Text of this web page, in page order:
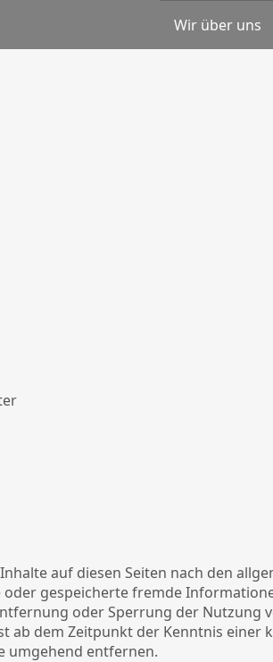
Wir über uns
auf diesen Seiten nach den
gespeicherte fremde
oder Sperrung der Nutzung
dem Zeitpunkt der Kenntnis
umgehend entfernen.